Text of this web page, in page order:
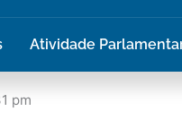
Atividade
pm